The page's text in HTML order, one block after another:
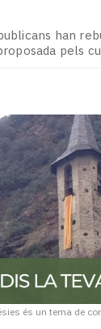
han
pels
és un tema de